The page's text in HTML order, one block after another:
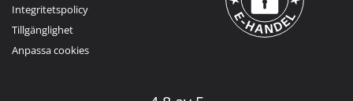
Integritetspolicy
Tillgänglighet
Anpassa cookies